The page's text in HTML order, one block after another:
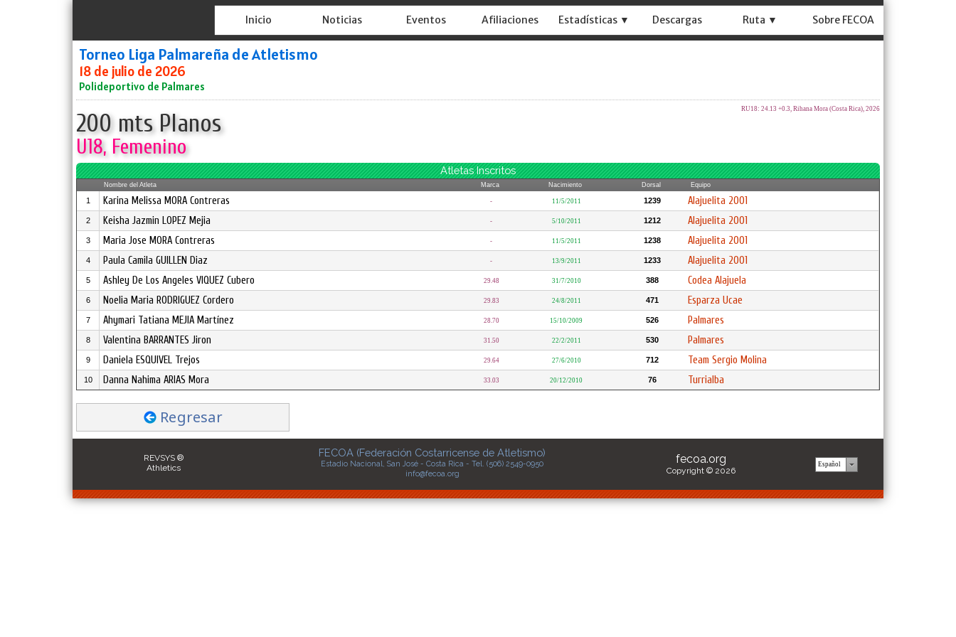
Inicio Noticias Eventos Afiliaciones Estadísticas ▼ Descargas Ruta ▼ Sobre FECOA
Torneo Liga Palmareña de Atletismo
18 de julio de 2026
Polideportivo de Palmares
RU18: 24.13 +0.3, Rihana Mora (Costa Rica), 2026
200 mts Planos
U18, Femenino
Atletas Inscritos
Nombre del Atleta Marca Nacimiento Dorsal Equipo
1 Karina Melissa MORA Contreras - 11/5/2011 1239 Alajuelita 2001
2 Keisha Jazmin LOPEZ Mejia - 5/10/2011 1212 Alajuelita 2001
3 Maria Jose MORA Contreras - 11/5/2011 1238 Alajuelita 2001
4 Paula Camila GUILLEN Diaz - 13/9/2011 1233 Alajuelita 2001
5 Ashley De Los Angeles VIQUEZ Cubero 29.48 31/7/2010 388 Codea Alajuela
6 Noelia Maria RODRIGUEZ Cordero 29.83 24/8/2011 471 Esparza Ucae
7 Ahymari Tatiana MEJIA Martínez 28.70 15/10/2009 526 Palmares
8 Valentina BARRANTES Jiron 31.50 22/2/2011 530 Palmares
9 Daniela ESQUIVEL Trejos 29.64 27/6/2010 712 Team Sergio Molina
10 Danna Nahima ARIAS Mora 33.03 20/12/2010 76 Turrialba
Regresar
REVSYS ®
Athletics
FECOA (Federación Costarricense de Atletismo)
Estadio Nacional, San José - Costa Rica - Tel. (506) 2549-0950
info@fecoa.org
fecoa.org
Copyright © 2026